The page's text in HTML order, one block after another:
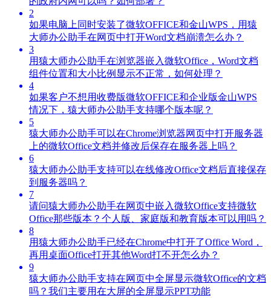
2
如果电脑上同时安装了微软OFFICE和金山WPS，用猿
大师办公助手在网页中打开Word文档崩溃怎么办？
3
用猿大师办公助手在浏览器嵌入微软Office，Word文档
组件位置和大小比例显示不正常，如何处理？
4
如果客户不想用收费版微软OFFICE和企业版金山WPS
情况下，猿大师办公助手支持哪个版本呢？
5
猿大师办公助手可以在Chrome浏览器网页中打开服务器
上的微软Office文档并修改后保存在服务器上吗？
6
猿大师办公助手支持可以在线修改Office文档后直接保存
到服务器吗？
7
请问猿大师办公助手在网页中嵌入微软Office支持微软
Office那些版本？个人版、家庭版和教育版本可以用吗？
8
用猿大师办公助手已经在Chrome中打开了Office Word，
再用桌面Office打开其他Word打不开怎么办？
9
猿大师办公助手支持在网页中全屏显示微软Office的文档
吗？我们主要用在大屏的全屏显示PPT功能